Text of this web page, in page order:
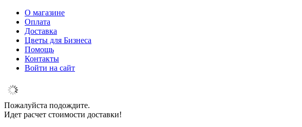
О магазине
Оплата
Доставка
Цветы для Бизнеса
Помощь
Контакты
Войти на сайт
Пожалуйста подождите.
Идет расчет стоимости доставки!